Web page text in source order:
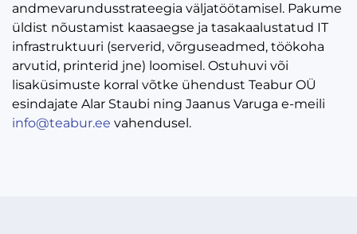
andmevarundusstrateegia väljatöötamisel. Pakume
üldist nõustamist kaasaegse ja tasakaalustatud IT
infrastruktuuri (serverid, võrguseadmed, töökoha
arvutid, printerid jne) loomisel. Ostuhuvi või
lisaküsimuste korral võtke ühendust Teabur OÜ
esindajate Alar Staubi ning Jaanus Varuga e-meili
info@teabur.ee vahendusel.